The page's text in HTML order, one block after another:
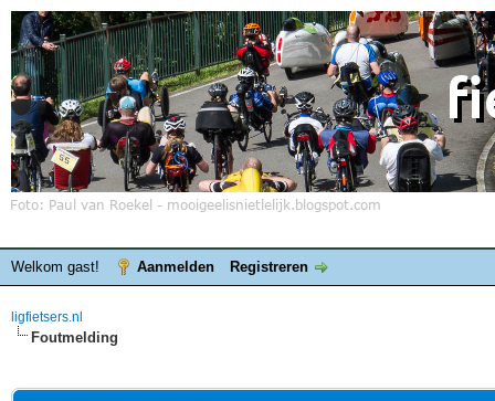
Welkom gast! Aanmelden Registreren
ligfietsers.nl
Foutmelding